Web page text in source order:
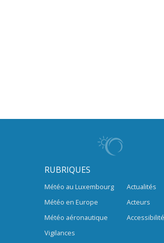
RUBRIQUES
Météo au Luxembourg
Météo en Europe
Météo aéronautique
Vigilances
Actualités
Acteurs
Accessibilité